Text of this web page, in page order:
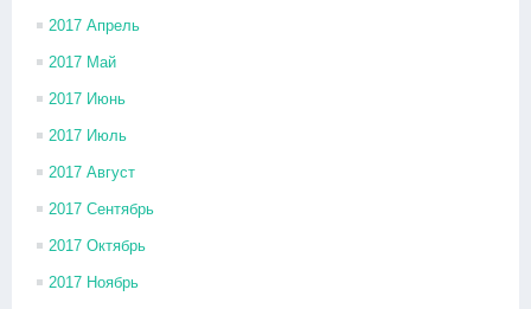
2017 Апрель
2017 Май
2017 Июнь
2017 Июль
2017 Август
2017 Сентябрь
2017 Октябрь
2017 Ноябрь